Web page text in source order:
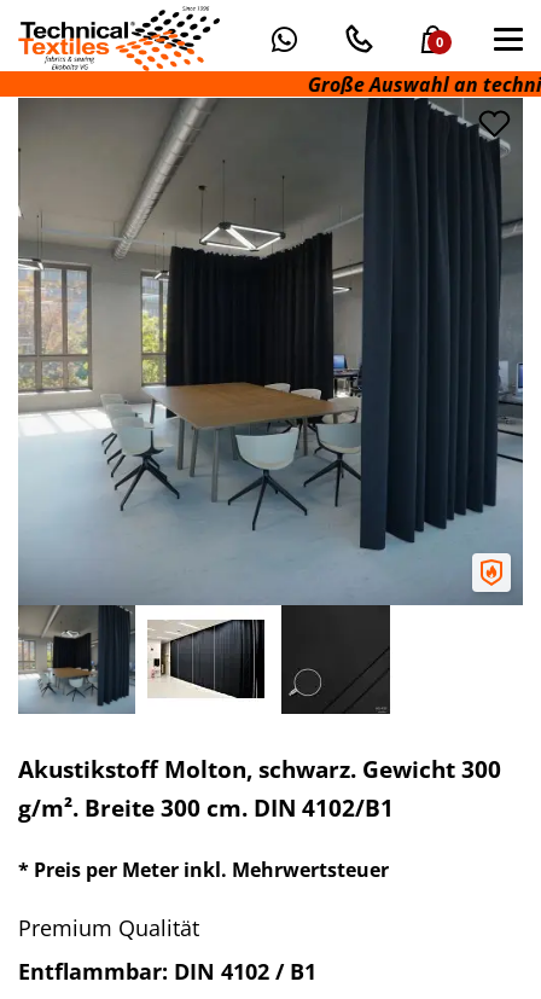
0
Große Auswahl an
Akustikstoff Molton, schwarz. Gewicht 300
g/m². Breite 300 cm. DIN 4102/B1
* Preis per Meter inkl. Mehrwertsteuer
Premium Qualität
Entflammbar: DIN 4102 / B1